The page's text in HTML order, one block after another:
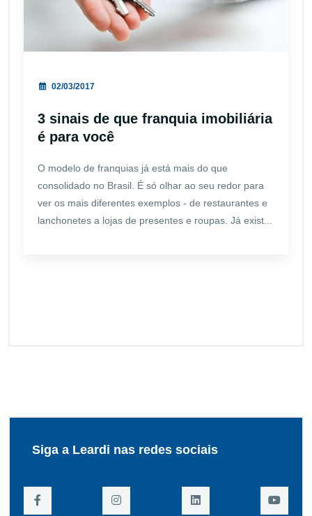
02/03/2017
3 sinais de que franquia imobiliária
é para você
O modelo de franquias já está mais do que
consolidado no Brasil. É só olhar ao seu redor para
ver os mais diferentes exemplos - de restaurantes e
lanchonetes a lojas de presentes e roupas. Já exist...
Siga a Leardi nas redes sociais